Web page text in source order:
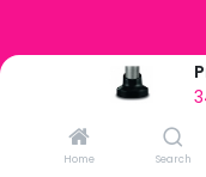
Home Search
Copyright